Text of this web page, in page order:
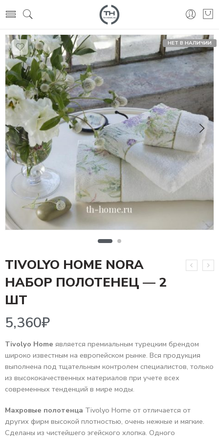
НЕТ В НАЛИЧИИ
TIVOLYO HOME NORA
НАБОР ПОЛОТЕНЕЦ — 2
ШТ
5,360
Tivolyo Home является премиальным турецким брендом
широко известным на европейском рынке. Вся продукция
выполнена под тщательным контролем специалистов, только
из высококачественных материалов при учете всех
современных тенденций в мире моды.
Махровые полотенца Tivolyo Home от отличается от
других фирм высокой плотностью, очень нежные и мягкие.
Сделаны из чистейшего эгейского хлопка. Одного